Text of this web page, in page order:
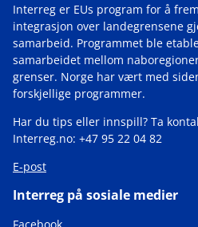
Interreg er EUs program for å
integrasjon over landegrensene
samarbeid. Programmet ble
samarbeidet mellom
grenser. Norge har vært med
forskjellige programmer.
Har du tips eller innspill? Ta
Interreg.no: +47 95 22 04 82
E-post
Interreg på sosiale medier